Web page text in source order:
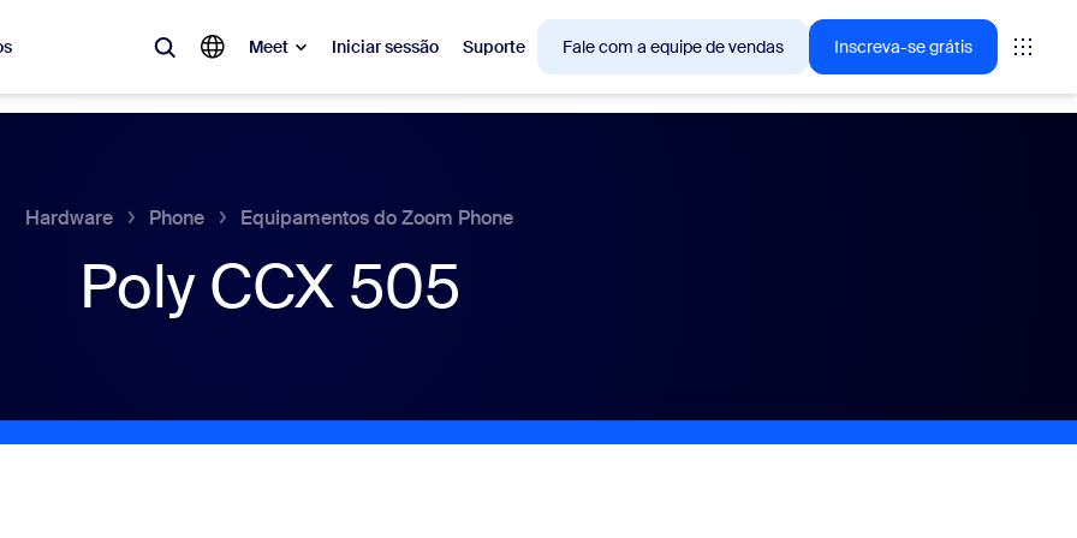
Meet Iniciar sessão Suporte Fale com a equipe de vendas Inscreva-se grátis
Center Insights de CX
Hardware Phone Equipamentos do Zoom Phone
Poly CCX 505